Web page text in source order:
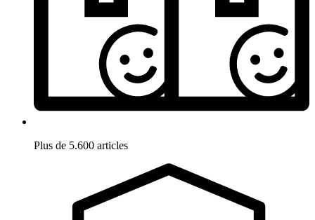
Plus de 5.600 articles